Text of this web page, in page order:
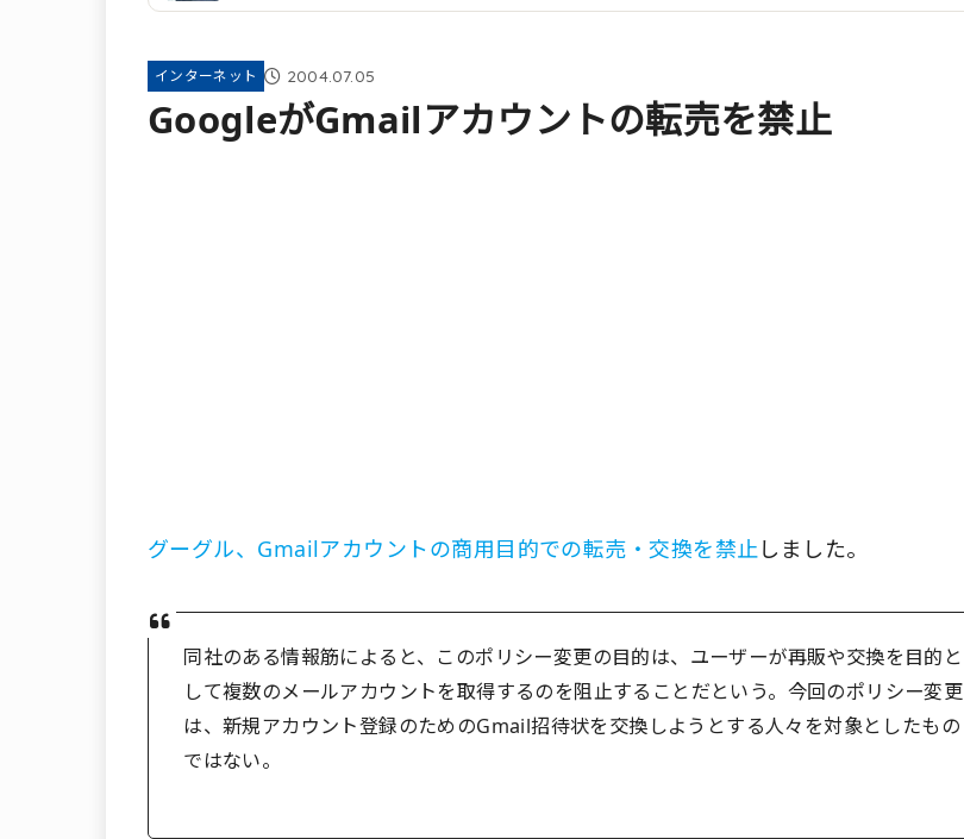
インターネット 2004.07.05
GoogleがGmailアカウントの転売を禁止
グーグル、Gmailアカウントの商用目的での転売・交換を禁止しました。
同社のある情報筋によると、このポリシー変更の目的は、ユーザーが再販や交換を目的と
して複数のメールアカウントを取得するのを阻止することだという。今回のポリシー変更
は、新規アカウント登録のためのGmail招待状を交換しようとする人々を対象としたもの
ではない。